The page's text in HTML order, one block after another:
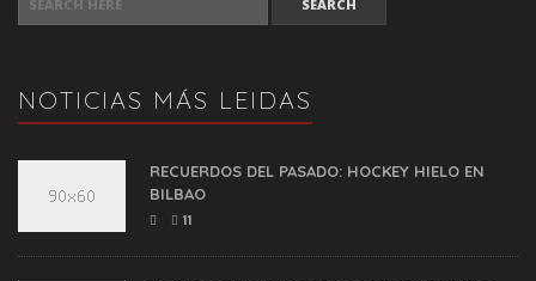
NOTICIAS MÁS LEIDAS
RECUERDOS DEL PASADO: HOCKEY HIELO EN
BILBAO
11